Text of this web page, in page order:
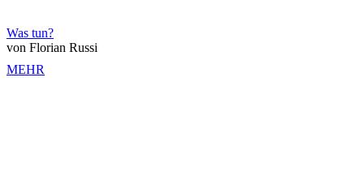
Was tun?
von Florian Russi
MEHR